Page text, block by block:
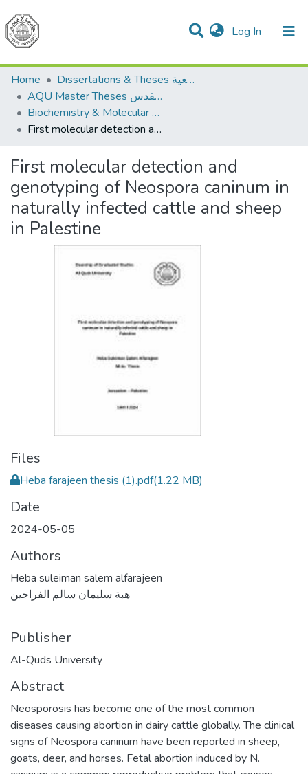
Log In (current)
Communities & Collections
All of DSpace
Home
Dissertations & Theses الرسائل الجامعية
AQU Master Theses الرسائل الجامعية الخاصة بجامعة القدس
Biochemistry & Molecular Biology الكيمياء الحيوية والأحياء الجزيئية
First molecular detection and genotyping of Neospora caninum in naturally infected cattle and sheep in Palestine
First molecular detection and
genotyping of Neospora caninum in
naturally infected cattle and sheep
in Palestine
Files
Heba farajeen thesis (1).pdf(1.22 MB)
Date
2024-05-05
Authors
Heba suleiman salem alfarajeen
هبة سليمان سالم الفراجين
Publisher
Al-Quds University
Abstract
Neosporosis has become one of the most common
diseases causing abortion in dairy cattle globally. The clinical
signs of Neospora caninum have been reported in sheep,
goats, deer, and horses. Fetal abortion induced by N.